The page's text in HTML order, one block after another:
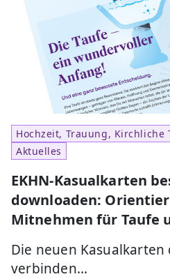
Hochzeit, Trauung, Kirchliche
Aktuelles
EKHN‑Kasualkarten
downloaden:
Mitnehmen für Taufe
Die neuen Kasualkarten
verbinden…